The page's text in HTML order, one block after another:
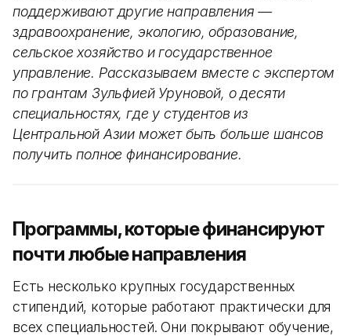
поддерживают другие направления —
здравоохранение, экологию, образование,
сельское хозяйство и государственное
управление. Рассказываем вместе с экспертом
по грантам Зульфией Уруновой, о десяти
специальностях, где у студентов из
Центральной Азии может быть больше шансов
получить полное финансирование.
Программы, которые финансируют
почти любые направления
Есть несколько крупных государственных
стипендий, которые работают практически для
всех специальностей. Они покрывают обучение,